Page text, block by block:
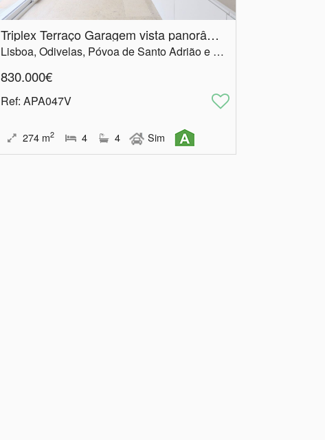
Triplex Terraço Garagem vista panorâmica
Lisboa, Odivelas, Póvoa de Santo Adrião e Olival Basto
830.000€
Ref: APA047V
274 m2 4 4 Sim